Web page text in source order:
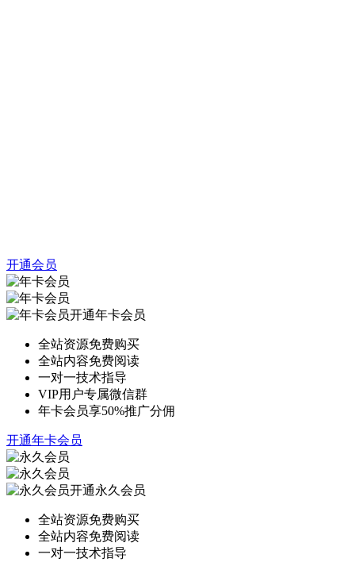
开通会员
开通年卡会员
全站资源免费购买
全站内容免费阅读
一对一技术指导
VIP用户专属微信群
年卡会员享50%推广分佣
开通年卡会员
开通永久会员
全站资源免费购买
全站内容免费阅读
一对一技术指导